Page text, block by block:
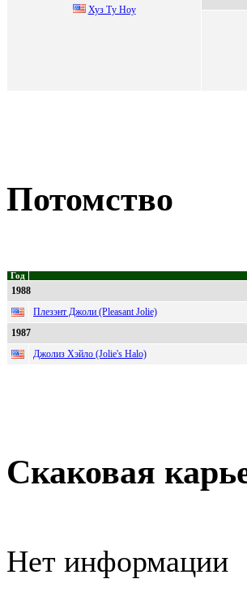
Хуз Tу Нoу
Потомство
Год
1988
Плезэнт Джоли (Pleasant Jolie)
1987
Джолиз Хэйло (Jolie's Halo)
Скаковая
Нет информации